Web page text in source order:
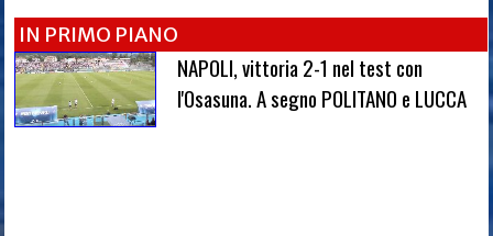
IN PRIMO PIANO
NAPOLI, vittoria 2-1 nel test con
l'Osasuna. A segno POLITANO e LUCCA